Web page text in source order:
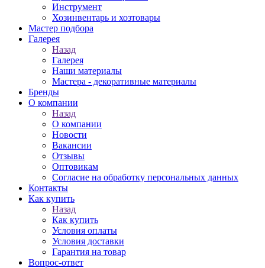
Инструмент
Хозинвентарь и хозтовары
Мастер подбора
Галерея
Назад
Галерея
Наши материалы
Мастера - декоративные материалы
Бренды
О компании
Назад
О компании
Новости
Вакансии
Отзывы
Оптовикам
Cогласие на обработку персональных данных
Контакты
Как купить
Назад
Как купить
Условия оплаты
Условия доставки
Гарантия на товар
Вопрос-ответ